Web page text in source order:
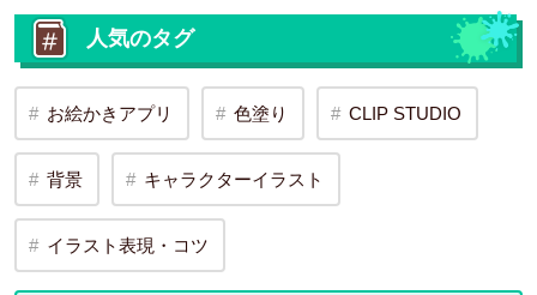
人気のタグ
お絵かきアプリ 色塗り CLIP STUDIO
背景 キャラクターイラスト
イラスト表現・コツ